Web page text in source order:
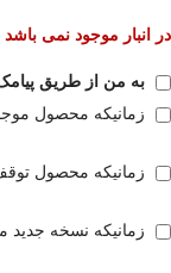
در انبار موجود نمی باشد
به من از طریق
زمانیکه محصول
زمانیکه محصول
زمانیکه نسخه